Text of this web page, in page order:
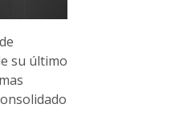
su último